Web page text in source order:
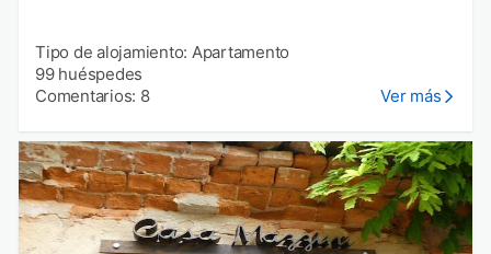
Tipo de alojamiento: Apartamento
99 huéspedes
Comentarios: 8
Ver más